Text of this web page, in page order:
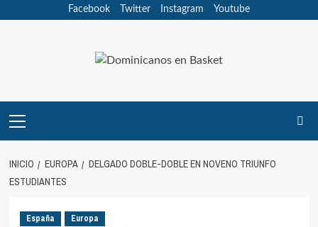
Facebook Twitter Instagram Youtube
principal
INICIO EUROPA
DELGADO DOBLE-DOBLE EN NOVENO TRIUNFO
ESTUDIANTES
España Europa